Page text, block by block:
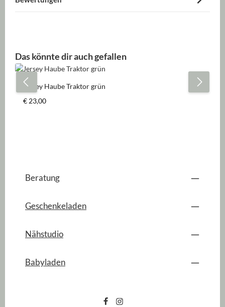
Produktgalerie überspringen
Das könnte dir auch gefallen
Jersey Haube Traktor grün
Regulärer Preis:
€ 23,00
Beratung
Geschenkeladen
Nähstudio
Babyladen